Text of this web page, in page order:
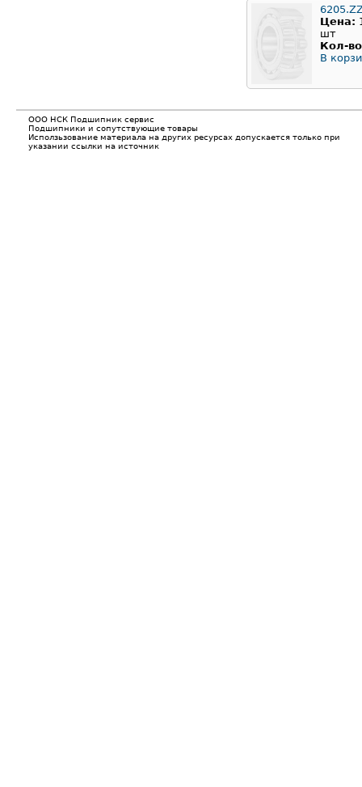
Цена:
шт
Кол-
В
ООО НСК Подшипник сервис
Подшипники и сопутствующие товары
Исползьзование материала на других ресурсах допускается только при
указании ссылки на источник